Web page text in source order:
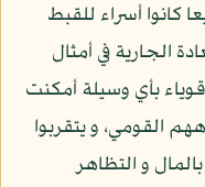
كانوا أسراء للقبط
الجارية في أمثال
بأي وسيلة أمكنت
القومي، و يتقربوا
و التظاهر